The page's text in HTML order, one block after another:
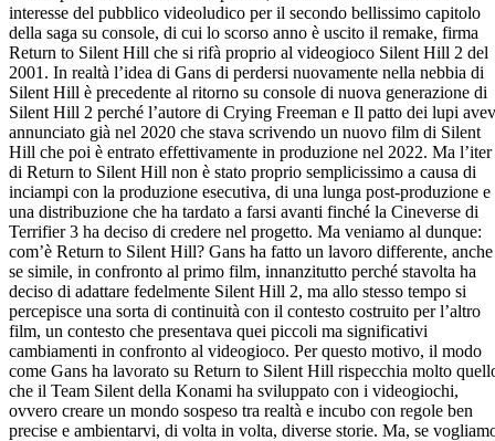
interesse del pubblico videoludico per il secondo bellissimo capitolo
della saga su console, di cui lo scorso anno è uscito il remake, firma
Return to Silent Hill che si rifà proprio al videogioco Silent Hill 2 del
2001. In realtà l’idea di Gans di perdersi nuovamente nella nebbia di
Silent Hill è precedente al ritorno su console di nuova generazione di
Silent Hill 2 perché l’autore di Crying Freeman e Il patto dei lupi
annunciato già nel 2020 che stava scrivendo un nuovo film di Silent
Hill che poi è entrato effettivamente in produzione nel 2022. Ma l’iter
di Return to Silent Hill non è stato proprio semplicissimo a causa di
inciampi con la produzione esecutiva, di una lunga post-produzione e
una distribuzione che ha tardato a farsi avanti finché la Cineverse di
Terrifier 3 ha deciso di credere nel progetto. Ma veniamo al dunque:
com’è Return to Silent Hill? Gans ha fatto un lavoro differente, anche
se simile, in confronto al primo film, innanzitutto perché stavolta ha
deciso di adattare fedelmente Silent Hill 2, ma allo stesso tempo si
percepisce una sorta di continuità con il contesto costruito per l’altro
film, un contesto che presentava quei piccoli ma significativi
cambiamenti in confronto al videogioco. Per questo motivo, il modo
come Gans ha lavorato su Return to Silent Hill rispecchia molto
che il Team Silent della Konami ha sviluppato con i videogiochi,
ovvero creare un mondo sospeso tra realtà e incubo con regole ben
precise e ambientarvi, di volta in volta, diverse storie. Ma, se